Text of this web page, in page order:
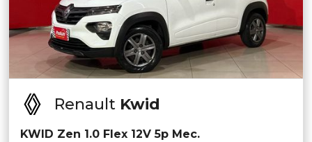
Renault Kwid
KWID Zen 1.0 Flex 12V 5p Mec.